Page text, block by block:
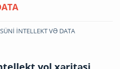
SÜNİ İNTELLEKT VƏ DATA